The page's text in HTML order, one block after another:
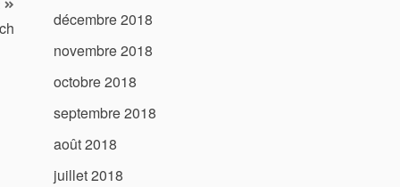
décembre 2018
novembre 2018
octobre 2018
septembre 2018
août 2018
juillet 2018